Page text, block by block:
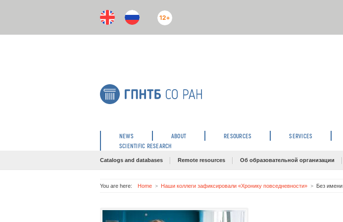
12+
NEWS ABOUT RESOURCES SERVICES
SCIENTIFIC RESEARCH
Catalogs and databases Remote resources Об образовательной организации
You are here: Home Наши коллеги зафиксировали «Хронику повседневности» Без имени